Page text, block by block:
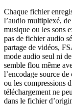
Chaque fichier
l’audio multiplexé,
musique ou les sons
pas de fichier audio
partage de vidéos,
mode audio seul ni
semble flou même
l’encodage source
ou les compressions
téléchargement ne
dans le fichier